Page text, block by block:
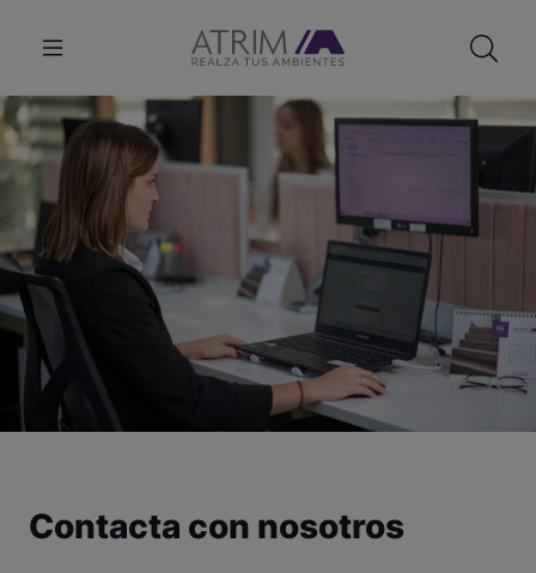
Contacta con nosotros